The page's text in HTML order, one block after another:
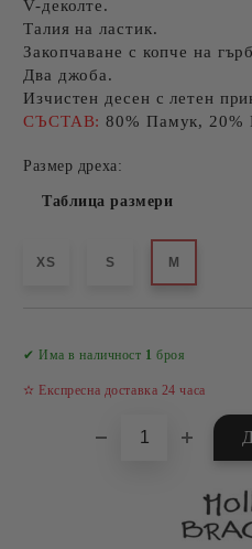
V-деколте.
Талия на ластик.
Закопчаване с копче на
Два джоба.
Изчистен десен с летен
СЪСТАВ: 80% Памук, 20%
Размер дреха:
Таблица размери
XS S M
✔ Има в наличност 1 броя
✫ Експресна доставка 24 часа